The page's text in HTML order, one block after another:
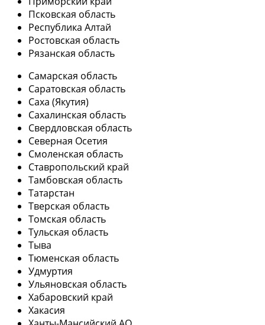
Псковская область
Республика Алтай
Ростовская область
Рязанская область
Самарская область
Саратовская область
Саха (Якутия)
Сахалинская область
Свердловская область
Северная Осетия
Смоленская область
Ставропольский край
Тамбовская область
Татарстан
Тверская область
Томская область
Тульская область
Тыва
Тюменская область
Удмуртия
Ульяновская область
Хабаровский край
Хакасия